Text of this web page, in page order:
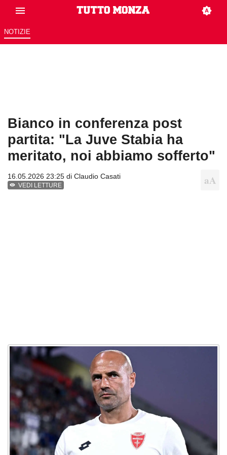
NOTIZIE
Bianco in conferenza post
partita: "La Juve Stabia ha
meritato, noi abbiamo sofferto"
16.05.2026 23:25 di Claudio Casati
VEDI LETTURE